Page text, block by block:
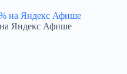
Яндекс Афише